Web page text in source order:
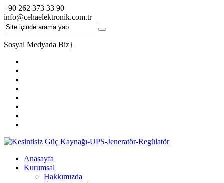
+90 262 373 33 90
info@cehaelektronik.com.tr
Sosyal Medyada Biz}
Anasayfa
Kurumsal
Hakkımızda